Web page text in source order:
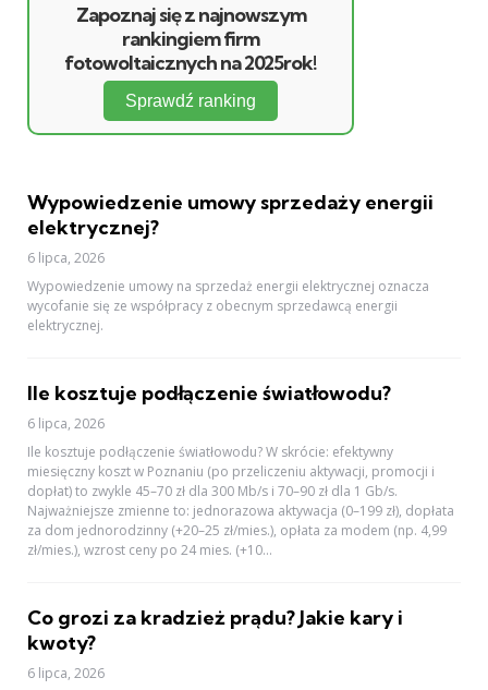
Zapoznaj się z najnowszym
rankingiem firm
fotowoltaicznych na 2025rok!
Sprawdź ranking
Wypowiedzenie umowy sprzedaży energii
elektrycznej?
6 lipca, 2026
Wypowiedzenie umowy na sprzedaż energii elektrycznej oznacza
wycofanie się ze współpracy z obecnym sprzedawcą energii
elektrycznej.
Ile kosztuje podłączenie światłowodu?
6 lipca, 2026
Ile kosztuje podłączenie światłowodu? W skrócie: efektywny
miesięczny koszt w Poznaniu (po przeliczeniu aktywacji, promocji i
dopłat) to zwykle 45–70 zł dla 300 Mb/s i 70–90 zł dla 1 Gb/s.
Najważniejsze zmienne to: jednorazowa aktywacja (0–199 zł), dopłata
za dom jednorodzinny (+20–25 zł/mies.), opłata za modem (np. 4,99
zł/mies.), wzrost ceny po 24 mies. (+10...
Co grozi za kradzież prądu? Jakie kary i
kwoty?
6 lipca, 2026